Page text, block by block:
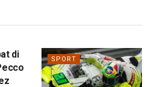
SPORT
di